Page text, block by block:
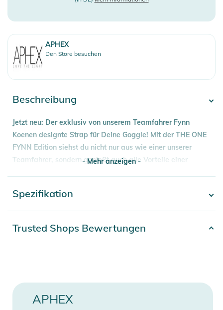
APHEX
Den Store besuchen
Beschreibung
Jetzt neu: Der exklusiv von unserem Teamfahrer Fynn
Koenen designte Strap für Deine Goggle! Mit der THE ONE
FYNN Edition siehst du nicht nur aus wie einer unserer
Teamfahrer, sondern genießt auch alle Vorteile einer
Mit seinem zylindrischen und rahmenlosen Design bietet
die OXIA einen Retro-Old-School-Stil
Egal, ob du ein Fan von Kurven auf der Piste bist, ob du den
rahmenloses Design ermöglicht eine geringere
Schneeansammlung. Powder Face Shots machen noch mehr
- Mehr anzeigen -
Spezifikation
Trusted Shops Bewertungen
APHEX